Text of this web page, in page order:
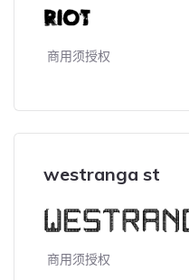
商用须授权
westranga st
商用须授权